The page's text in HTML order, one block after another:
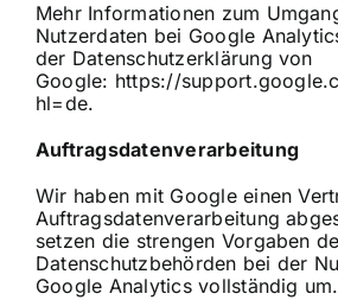
Mehr Informationen zum
Nutzerdaten bei Google
der Datenschutzerklärung von
Google: https://
hl=de.
Auftragsdatenverarbeitung
Wir haben mit Google einen
Auftragsdatenverarbeitung
setzen die strengen Vorgaben
Datenschutzbehörden bei der
Google Analytics vollständig um.